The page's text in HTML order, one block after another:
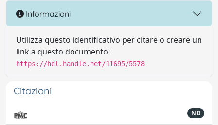
Informazioni
Utilizza questo identificativo per citare o creare un
link a questo documento:
https://hdl.handle.net/11695/5578
Citazioni
ND